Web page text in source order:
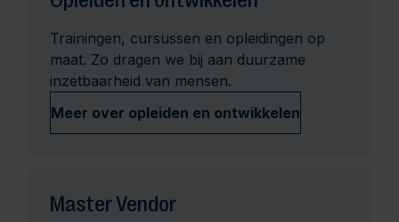
Trainingen, cursussen en opleidingen op
maat. Zo dragen we bij aan duurzame
inzetbaarheid van mensen.
Meer over opleiden en ontwikkelen
Master Vendor